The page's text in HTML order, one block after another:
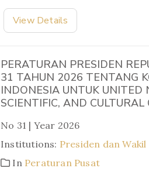
View Details
PERATURAN PRESIDEN
31 TAHUN 2026 TENTANG
INDONESIA UNTUK UNITED
SCIENTIFIC, AND
No 31 | Year 2026
Institutions: Presiden dan
In Peraturan Pusat